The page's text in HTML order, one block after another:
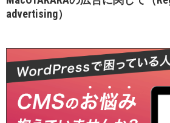
advertising）